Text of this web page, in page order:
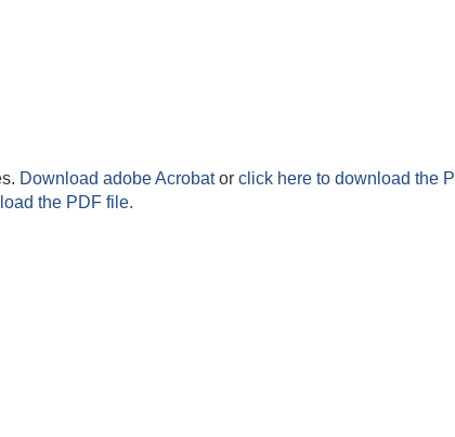
Download adobe Acrobator click here to download the
the PDF file.